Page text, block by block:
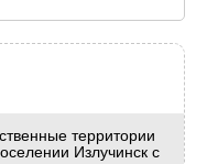
территории
Излучинск с